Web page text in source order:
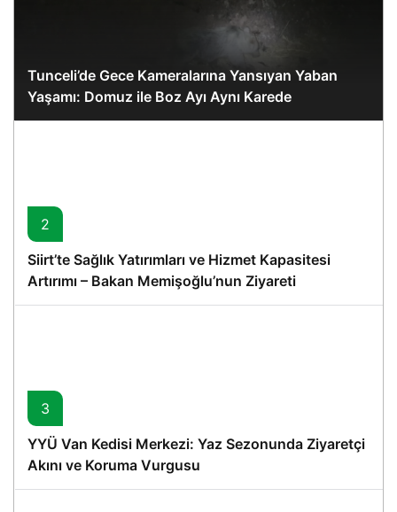
Tunceli’de Gece Kameralarına Yansıyan Yaban
Yaşamı: Domuz ile Boz Ayı Aynı Karede
2
Siirt’te Sağlık Yatırımları ve Hizmet Kapasitesi
Artırımı – Bakan Memişoğlu’nun Ziyareti
3
YYÜ Van Kedisi Merkezi: Yaz Sezonunda Ziyaretçi
Akını ve Koruma Vurgusu